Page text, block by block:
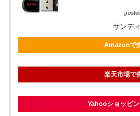
サンデ
Amazonで
楽天市場で
Yahooショッピ